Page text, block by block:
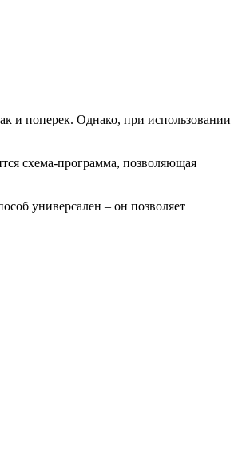
и поперек. Однако, при использовании
схема-программа, позволяющая
универсален – он позволяет